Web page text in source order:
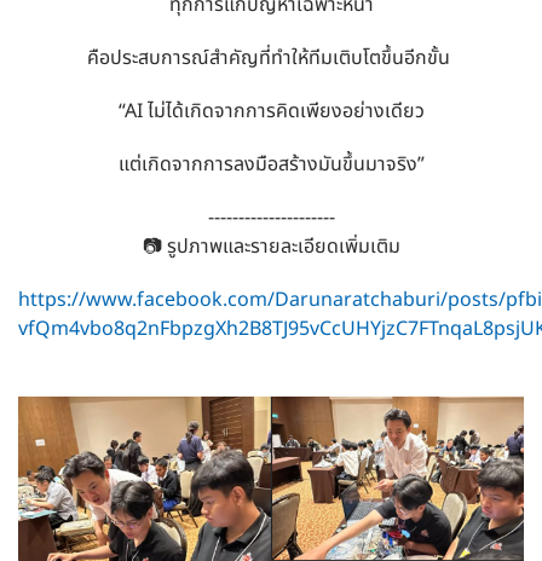
คือประสบการณ์สำคัญที่ทำให้ทีมเติบโตขึ้นอีกขั้น
“AI ไม่ได้เกิดจากการคิดเพียงอย่างเดียว
แต่เกิดจากการลงมือสร้างมันขึ้นมาจริง”
---------------------
📷 รูปภาพและรายละเอียดเพิ่มเติม
https://www.facebook.com/Darunaratchaburi/posts/